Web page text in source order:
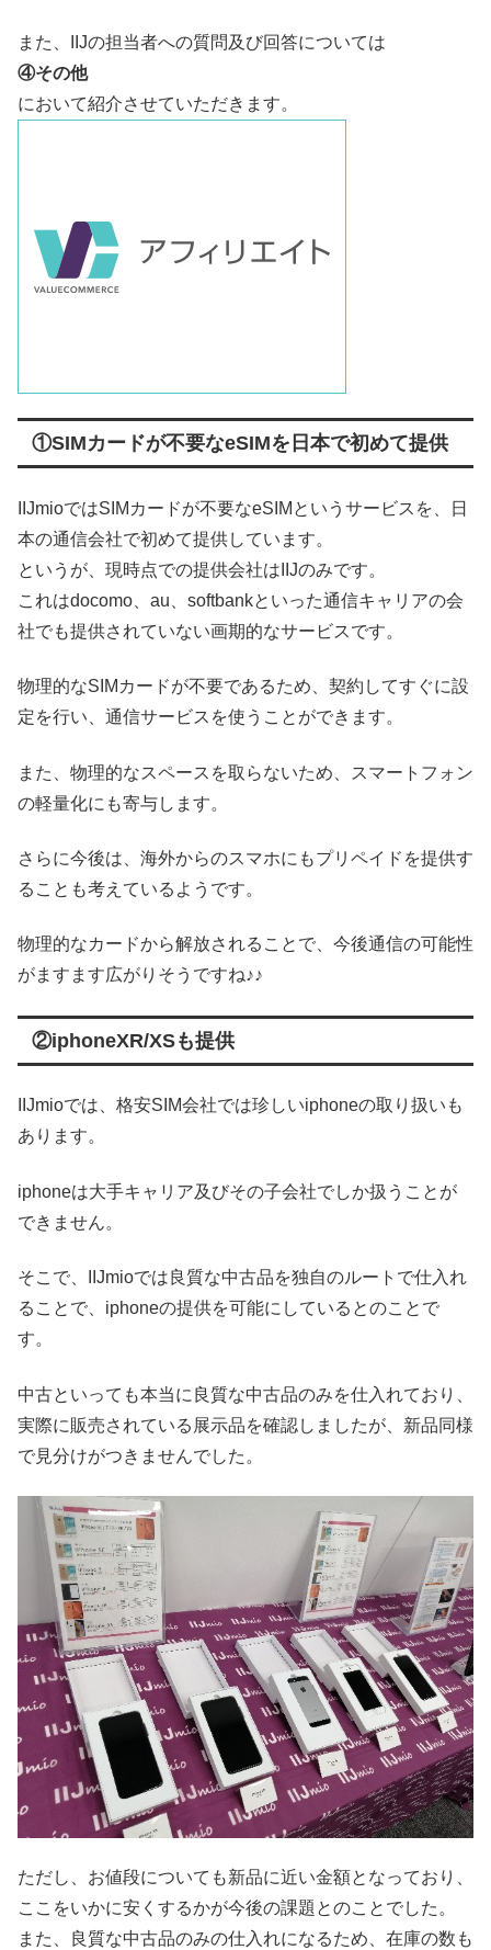
また、IIJの担当者への質問及び回答については
④その他
において紹介させていただきます。
①SIMカードが不要なeSIMを日本で初めて提供
IIJmioではSIMカードが不要なeSIMというサービスを、日
本の通信会社で初めて提供しています。
というが、現時点での提供会社はIIJのみです。
これはdocomo、au、softbankといった通信キャリアの会
社でも提供されていない画期的なサービスです。
物理的なSIMカードが不要であるため、契約してすぐに設
定を行い、通信サービスを使うことができます。
また、物理的なスペースを取らないため、スマートフォン
の軽量化にも寄与します。
さらに今後は、海外からのスマホにもプリペイドを提供す
ることも考えているようです。
物理的なカードから解放されることで、今後通信の可能性
がますます広がりそうですね♪♪
②iphoneXR/XSも提供
IIJmioでは、格安SIM会社では珍しいiphoneの取り扱いも
あります。
iphoneは大手キャリア及びその子会社でしか扱うことが
できません。
そこで、IIJmioでは良質な中古品を独自のルートで仕入れ
ることで、iphoneの提供を可能にしているとのことで
す。
中古といっても本当に良質な中古品のみを仕入れており、
実際に販売されている展示品を確認しましたが、新品同様
で見分けがつきませんでした。
ただし、お値段についても新品に近い金額となっており、
ここをいかに安くするかが今後の課題とのことでした。
また、良質な中古品のみの仕入れになるため、在庫の数も